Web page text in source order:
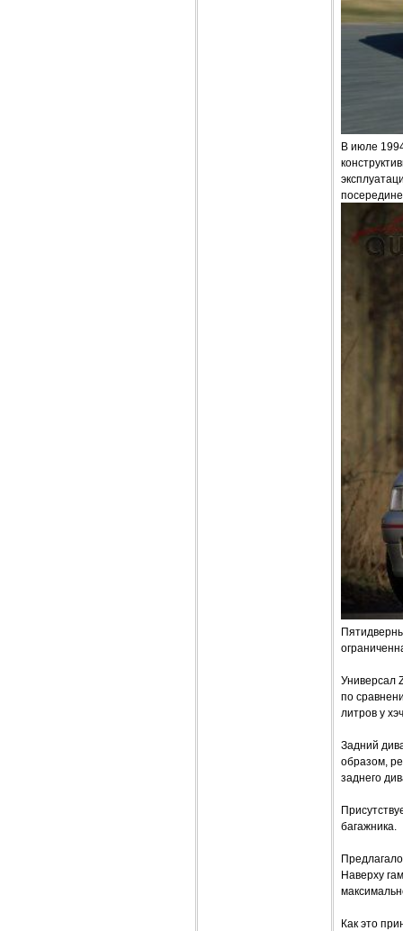
В июле
Универсал
по
литров у
Задний
образом,
заднего
багажника.
Наверху
Как это